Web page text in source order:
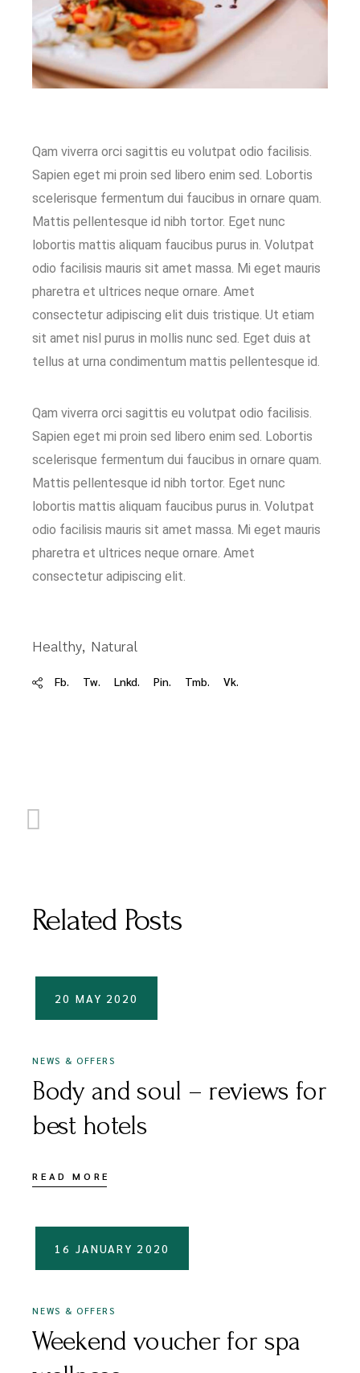
Qam viverra orci sagittis eu volutpat odio facilisis.
Sapien eget mi proin sed libero enim sed. Lobortis
scelerisque fermentum dui faucibus in ornare quam.
Mattis pellentesque id nibh tortor. Eget nunc
lobortis mattis aliquam faucibus purus in. Volutpat
odio facilisis mauris sit amet massa. Mi eget mauris
pharetra et ultrices neque ornare. Amet
consectetur adipiscing elit duis tristique. Ut etiam
sit amet nisl purus in mollis nunc sed. Eget duis at
tellus at urna condimentum mattis pellentesque id.
Qam viverra orci sagittis eu volutpat odio facilisis.
Sapien eget mi proin sed libero enim sed. Lobortis
scelerisque fermentum dui faucibus in ornare quam.
Mattis pellentesque id nibh tortor. Eget nunc
lobortis mattis aliquam faucibus purus in. Volutpat
odio facilisis mauris sit amet massa. Mi eget mauris
pharetra et ultrices neque ornare. Amet
consectetur adipiscing elit.
Healthy Natural
Fb. Tw. Lnkd. Pin. Tmb. Vk.
Related Posts
20 MAY 2020
NEWS & OFFERS
Body and soul – reviews for
best hotels
READ MORE
16 JANUARY 2020
NEWS & OFFERS
Weekend voucher for spa